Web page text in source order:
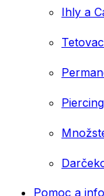
Ihly a
Piercing
Pomoc a info